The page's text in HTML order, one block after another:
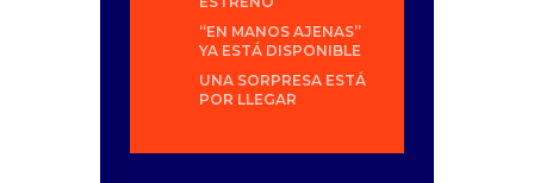
“EN MANOS AJENAS”
YA ESTÁ DISPONIBLE
UNA SORPRESA ESTÁ
POR LLEGAR